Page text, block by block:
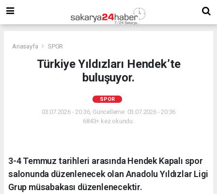
Anasayfa SPOR
Türkiye Yıldızları Hendek’te
buluşuyor.
SPOR
03.07.2026 - 20:36, Güncelleme: 03.07.2026 - 20:36
6843+ kez okundu.
3-4 Temmuz tarihleri arasında Hendek Kapalı spor
salonunda düzenlenecek olan Anadolu Yıldızlar Ligi
Grup müsabakası düzenlenecektir.